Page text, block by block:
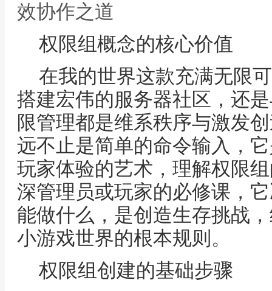
效协作之道
权限组概念的核心价值
在我的世界这款充满无限
搭建宏伟的服务器社区，还
限管理都是维系秩序与激发
远不止是简单的命令输入，
玩家体验的艺术，理解权限
深管理员或玩家的必修课，
能做什么，是创造生存挑战
小游戏世界的根本规则。
权限组创建的基础步骤